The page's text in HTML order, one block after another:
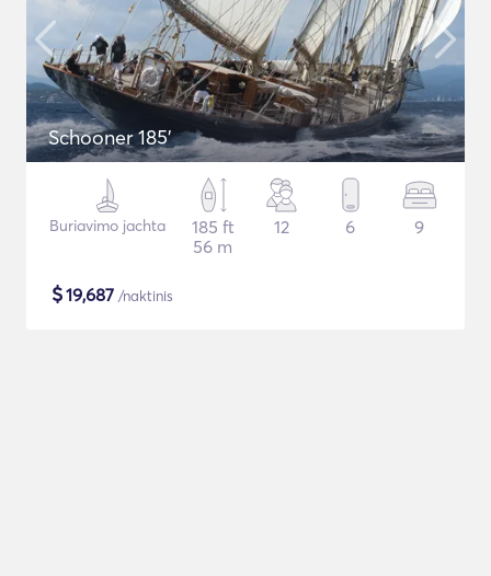
Schooner 185'
Buriavimo jachta
185 ft
56 m
12 6 9
$19,687 /naktinis